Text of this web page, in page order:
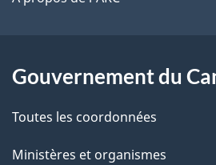
a
a
g
e
a
t
i
Gouvernement du
Toutes les coordonnées
Ministères et organismes